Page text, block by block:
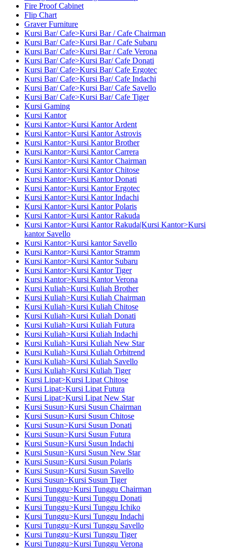
Fire Proof Cabinet
Flip Chart
Graver Furniture
Kursi Bar/ Cafe>Kursi Bar / Cafe Chairman
Kursi Bar/ Cafe>Kursi Bar / Cafe Subaru
Kursi Bar/ Cafe>Kursi Bar / Cafe Verona
Kursi Bar/ Cafe>Kursi Bar/ Cafe Donati
Kursi Bar/ Cafe>Kursi Bar/ Cafe Ergotec
Kursi Bar/ Cafe>Kursi Bar/ Cafe Indachi
Kursi Bar/ Cafe>Kursi Bar/ Cafe Savello
Kursi Bar/ Cafe>Kursi Bar/ Cafe Tiger
Kursi Gaming
Kursi Kantor
Kursi Kantor>Kursi Kantor Ardent
Kursi Kantor>Kursi Kantor Astrovis
Kursi Kantor>Kursi Kantor Brother
Kursi Kantor>Kursi Kantor Carrera
Kursi Kantor>Kursi Kantor Chairman
Kursi Kantor>Kursi Kantor Chitose
Kursi Kantor>Kursi Kantor Donati
Kursi Kantor>Kursi Kantor Ergotec
Kursi Kantor>Kursi Kantor Indachi
Kursi Kantor>Kursi Kantor Polaris
Kursi Kantor>Kursi Kantor Rakuda
Kursi Kantor>Kursi Kantor Rakuda|Kursi Kantor>Kursi
kantor Savello
Kursi Kantor>Kursi kantor Savello
Kursi Kantor>Kursi Kantor Stramm
Kursi Kantor>Kursi Kantor Subaru
Kursi Kantor>Kursi Kantor Tiger
Kursi Kantor>Kursi Kantor Verona
Kursi Kuliah>Kursi Kuliah Brother
Kursi Kuliah>Kursi Kuliah Chairman
Kursi Kuliah>Kursi Kuliah Chitose
Kursi Kuliah>Kursi Kuliah Donati
Kursi Kuliah>Kursi Kuliah Futura
Kursi Kuliah>Kursi Kuliah Indachi
Kursi Kuliah>Kursi Kuliah New Star
Kursi Kuliah>Kursi Kuliah Orbitrend
Kursi Kuliah>Kursi Kuliah Savello
Kursi Kuliah>Kursi Kuliah Tiger
Kursi Lipat>Kursi Lipat Chitose
Kursi Lipat>Kursi Lipat Futura
Kursi Lipat>Kursi Lipat New Star
Kursi Susun>Kursi Susun Chairman
Kursi Susun>Kursi Susun Chitose
Kursi Susun>Kursi Susun Donati
Kursi Susun>Kursi Susun Futura
Kursi Susun>Kursi Susun Indachi
Kursi Susun>Kursi Susun New Star
Kursi Susun>Kursi Susun Polaris
Kursi Susun>Kursi Susun Savello
Kursi Susun>Kursi Susun Tiger
Kursi Tunggu>Kursi Tunggu Chairman
Kursi Tunggu>Kursi Tunggu Donati
Kursi Tunggu>Kursi Tunggu Ichiko
Kursi Tunggu>Kursi Tunggu Indachi
Kursi Tunggu>Kursi Tunggu Savello
Kursi Tunggu>Kursi Tunggu Tiger
Kursi Tunggu>Kursi Tunggu Verona